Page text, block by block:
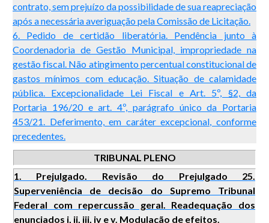
contrato, sem prejuízo da possibilidade de sua reapreciação
após a necessária averiguação pela Comissão de Licitação.
6. Pedido de certidão liberatória. Pendência junto à
Coordenadoria de Gestão Municipal, impropriedade na
gestão fiscal. Não atingimento percentual constitucional de
gastos mínimos com educação. Situação de calamidade
pública. Excepcionalidade Lei Fiscal e Art. 5º, §2, da
Portaria 196/20 e art. 4º, parágrafo único da Portaria
453/21. Deferimento, em caráter excepcional, conforme
precedentes.
TRIBUNAL PLENO
1. Prejulgado. Revisão do Prejulgado 25.
Superveniência de decisão do Supremo Tribunal
Federal com repercussão geral. Readequação dos
enunciados i, ii, iii, iv e v. Modulação de efeitos.